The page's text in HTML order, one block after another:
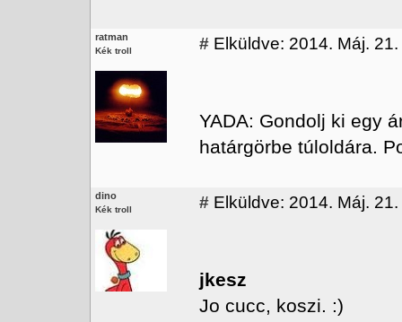
ratman
Kék troll # Elküldve: 2014. Máj.
YADA: Gondolj ki egy
határgörbe túloldára.
dino
Kék troll # Elküldve: 2014. Máj.
jkesz
Jo cucc, koszi. :)